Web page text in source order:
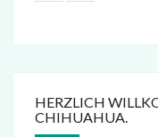
HERZLICH
CHIHUAHUA.